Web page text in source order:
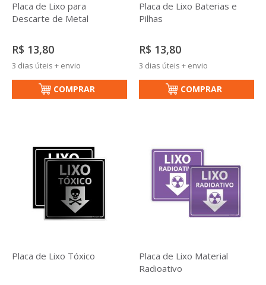
Placa de Lixo para
Descarte de Metal
R$ 13,80
3 dias úteis + envio
COMPRAR
Placa de Lixo Baterias e
Pilhas
R$ 13,80
3 dias úteis + envio
COMPRAR
Placa de Lixo Tóxico
Placa de Lixo Material
Radioativo